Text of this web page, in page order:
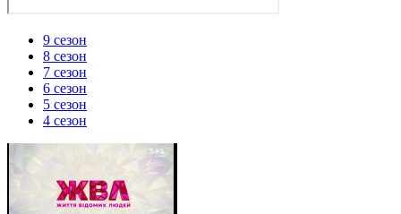
9 сезон
8 сезон
7 сезон
6 сезон
5 сезон
4 сезон